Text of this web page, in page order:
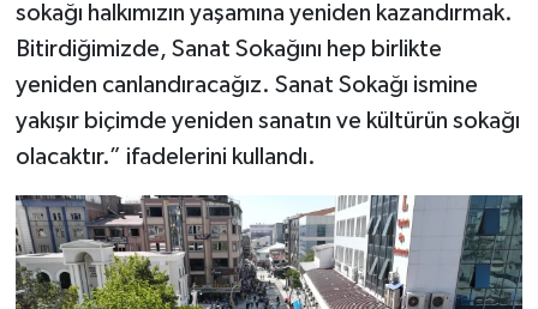
sokağı halkımızın yaşamına yeniden kazandırmak.
Bitirdiğimizde, Sanat Sokağını hep birlikte
yeniden canlandıracağız. Sanat Sokağı ismine
yakışır biçimde yeniden sanatın ve kültürün sokağı
olacaktır.” ifadelerini kullandı.